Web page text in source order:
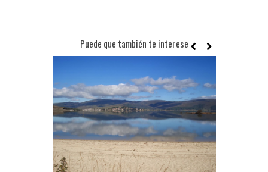
Puede que también te interese